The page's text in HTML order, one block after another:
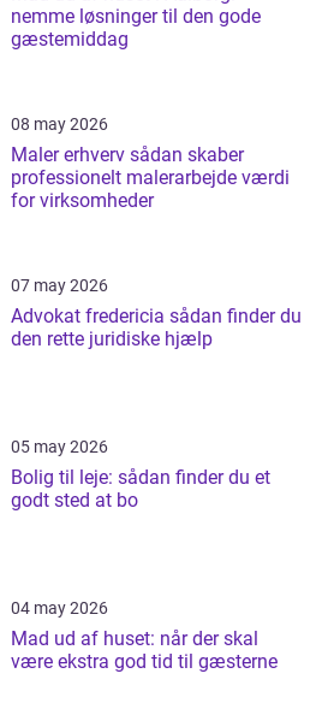
nemme løsninger til den gode
gæstemiddag
08 may 2026
Maler erhverv sådan skaber
professionelt malerarbejde værdi
for virksomheder
07 may 2026
Advokat fredericia sådan finder du
den rette juridiske hjælp
05 may 2026
Bolig til leje: sådan finder du et
godt sted at bo
04 may 2026
Mad ud af huset: når der skal
være ekstra god tid til gæsterne